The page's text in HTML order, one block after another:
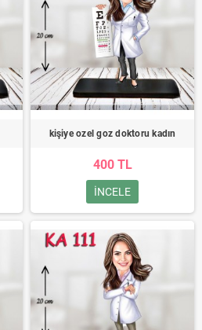
kişiye ozel goz doktoru kadın
400 TL
INCELE